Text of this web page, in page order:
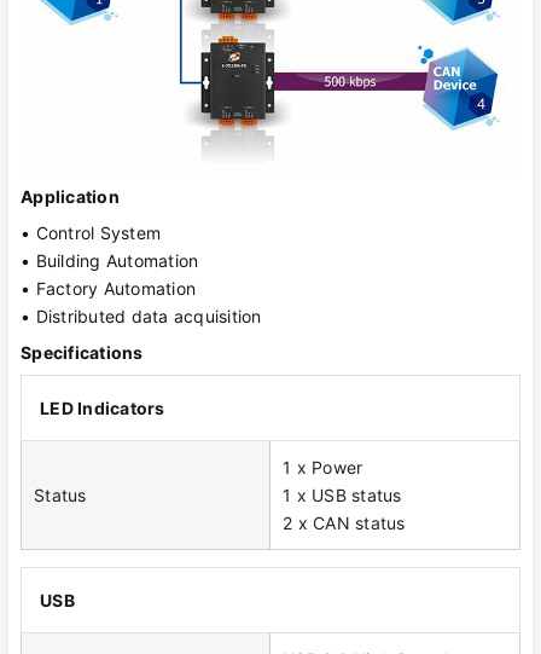
Application
• Control System
• Building Automation
• Factory Automation
• Distributed data acquisition
Specifications
LED Indicators
Status
1 x Power
1 x USB status
2 x CAN status
USB